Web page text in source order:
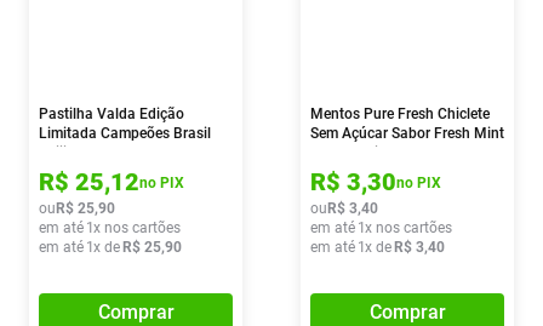
Pastilha Valda Edição
Limitada Campeões Brasil
R$ 25,12no PIX
ou R$ 25,90
em até 1x nos cartões
em até 1x de R$ 25,90
Comprar
Mentos Pure Fresh Chiclete
Sem Açúcar Sabor Fresh Mint
R$ 3,30no PIX
ou R$ 3,40
em até 1x nos cartões
em até 1x de R$ 3,40
Comprar